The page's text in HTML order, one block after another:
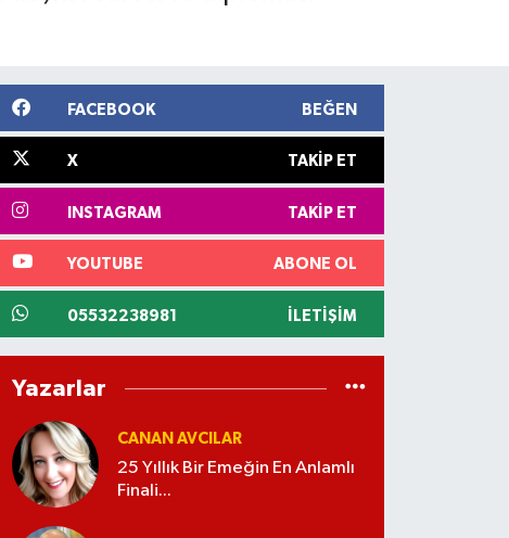
FACEBOOK BEĞEN
X TAKIP ET
INSTAGRAM TAKIP ET
YOUTUBE ABONE OL
05532238981 İLETIŞIM
Yazarlar
CANAN AVCILAR
25 Yıllık Bir Emeğin En Anlamlı
Finali...